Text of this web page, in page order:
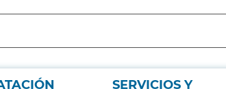
SERVICIOS Y